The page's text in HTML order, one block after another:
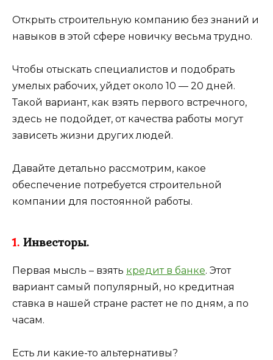
Открыть строительную компанию без знаний и
навыков в этой сфере новичку весьма трудно.
Чтобы отыскать специалистов и подобрать
умелых рабочих, уйдет около 10 — 20 дней.
Такой вариант, как взять первого встречного,
здесь не подойдет, от качества работы могут
зависеть жизни других людей.
Давайте детально рассмотрим, какое
обеспечение потребуется строительной
компании для постоянной работы.
1. Инвесторы.
Первая мысль – взять кредит в банке. Этот
вариант самый популярный, но кредитная
ставка в нашей стране растет не по дням, а по
часам.
Есть ли какие-то альтернативы?